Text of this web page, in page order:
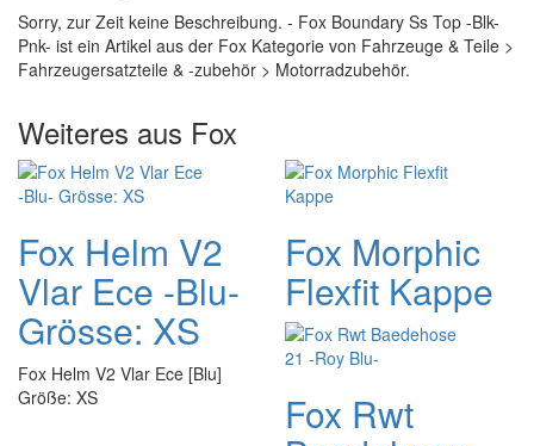
Sorry, zur Zeit keine Beschreibung. - Fox Boundary Ss Top -Blk-
Pnk- ist ein Artikel aus der Fox Kategorie von Fahrzeuge & Teile >
Fahrzeugersatzteile & -zubehör > Motorradzubehör.
Weiteres aus Fox
Fox Helm V2
Vlar Ece -Blu-
Grösse: XS
Fox Helm V2 Vlar Ece [Blu]
Größe: XS
Fox Morphic
Flexfit Kappe
Fox Rwt